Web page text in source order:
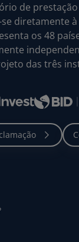
de
diretamente
os 48
das três